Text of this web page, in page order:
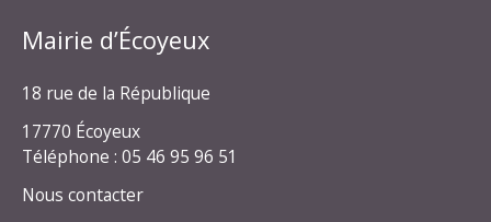
Mairie d’Écoyeux
18 rue de la République
17770 Écoyeux
Téléphone : 05 46 95 96 51
Nous contacter